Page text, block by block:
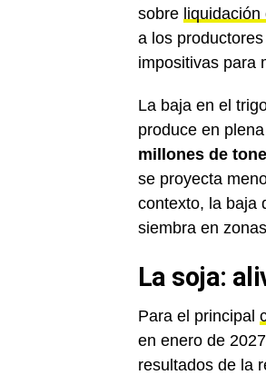
sobre
a los
impositivas para
La baja en el
produce en
millones de
se proyecta
contexto, la baja
siembra en
La soja:
Para el principal
en enero de
resultados de la